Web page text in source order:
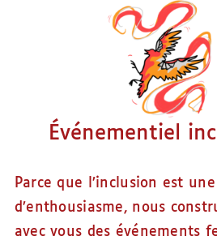
Événementiel
Parce que l’inclusion est
d’enthousiasme, nous
avec vous des événements